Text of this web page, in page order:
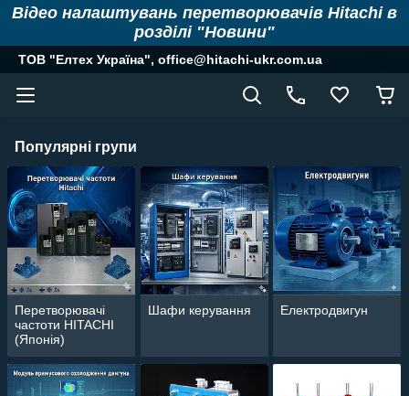
Відео налаштувань перетворювачів Hitachi в
розділі "Новини"
ТОВ "Елтех Україна", office@hitachi-ukr.com.ua
Популярні групи
Перетворювачі
частоти HITACHI
(Японія)
Шафи керування Електродвигун